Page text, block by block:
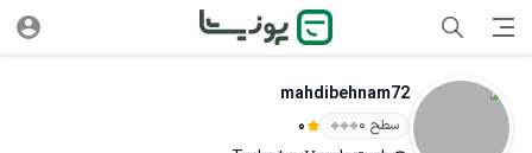
mahdibehnam72
سطح ۰ 0